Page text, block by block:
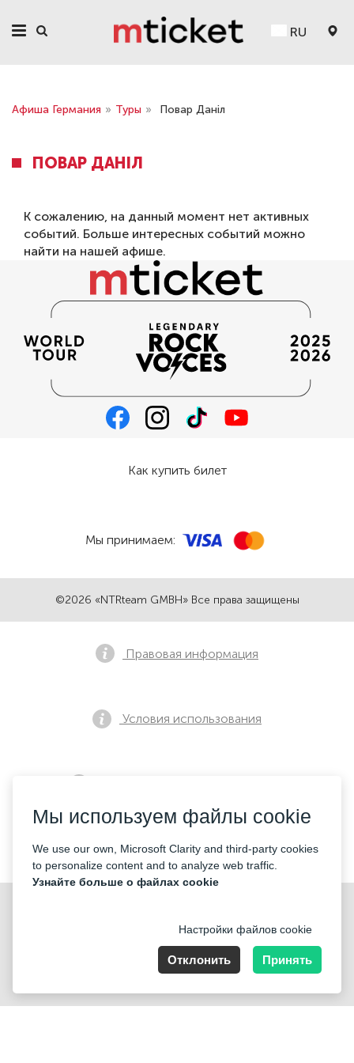
RU
Афиша Германия » Туры » Повар Даніл
ПОВАР ДАНІЛ
К сожалению, на данный момент нет активных
событий. Больше интересных событий можно
найти на нашей афише.
©2026 «NTRteam GMBH» Все права защищены
Как купить билет
Мы принимаем:
Правовая информация
Условия использования
Контакты
Nummer der Firma: 40221 Düsseldorf, Registered address:
Мы используем файлы cookie
We use our own, Microsoft Clarity and third-party cookies
to personalize content and to analyze web traffic.
Узнайте больше о файлах cookie
Настройки файлов cookie
Отклонить Принять